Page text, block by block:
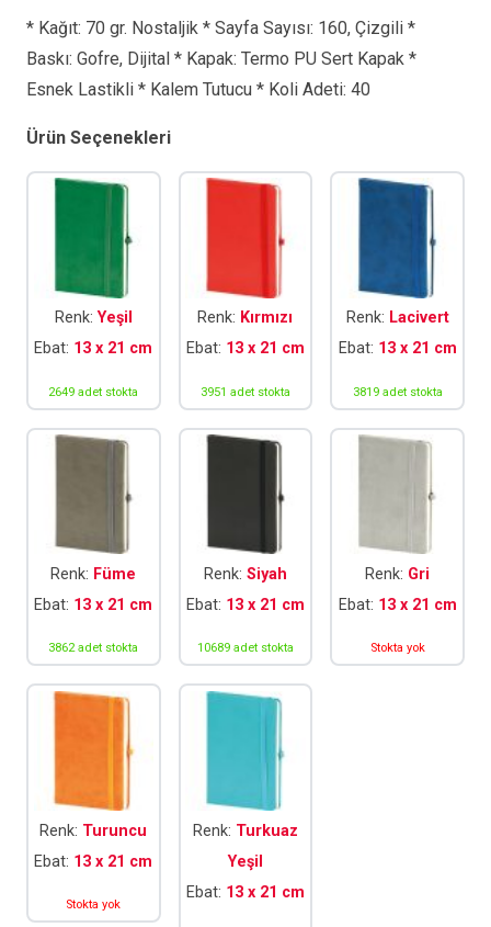
* Kağıt: 70 gr. Nostaljik * Sayfa Sayısı: 160, Çizgili *
Baskı: Gofre, Dijital * Kapak: Termo PU Sert Kapak *
Esnek Lastikli * Kalem Tutucu * Koli Adeti: 40
Ürün Seçenekleri
Renk:Yeşil
Ebat: 13 x 21 cm
2649 adet stokta
Renk: Kırmızı
Ebat: 13 x 21 cm
3951 adet stokta
Renk: Lacivert
Ebat: 13 x 21 cm
3819 adet stokta
Renk: Füme
Ebat: 13 x 21 cm
3862 adet stokta
Renk: Siyah
Ebat: 13 x 21 cm
10689 adet stokta
Renk: Gri
Ebat: 13 x 21 cm
Stokta yok
Renk: Turuncu
Ebat: 13 x 21 cm
Stokta yok
Renk: Turkuaz
Yeşil
Ebat: 13 x 21 cm